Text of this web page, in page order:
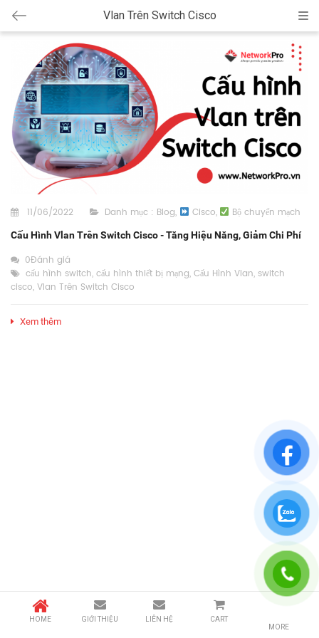
Vlan Trên Switch Cisco
11/06/2022 Danh mục : Blog, Cisco, Bộ chuyển mạch
Cấu Hình Vlan Trên Switch Cisco - Tăng Hiệu Năng, Giảm Chi Phí
0Đánh giá
cấu hình switch, cấu hình thiết bị mạng, Cấu Hình Vlan, switch
cisco, Vlan Trên Switch Cisco
Xem thêm
HOME GIỚI THIỆU LIÊN HỆ
CART
MORE